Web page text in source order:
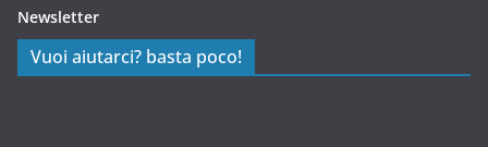
Newsletter
Vuoi aiutarci? basta poco!